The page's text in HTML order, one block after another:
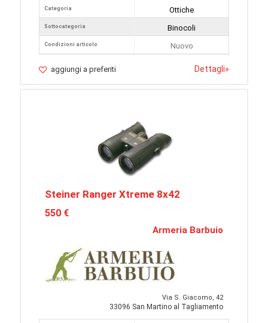
Categoria
Sottocategoria
Condizioni articolo
Ottiche
Binocoli
Nuovo
aggiungi a preferiti Dettagli»
Steiner Ranger Xtreme 8x42
550 €
Armeria Barbuio
Via S. Giacomo, 42
33096 San Martino al Tagliamento